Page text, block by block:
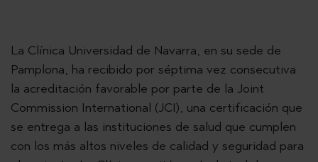
La Clínica Universidad de Navarra, en su sede de
Pamplona, ha recibido por séptima vez consecutiva
la acreditación favorable por parte de la Joint
Commission International (JCI), una certificación que
se entrega a las instituciones de salud que cumplen
con los más altos niveles de calidad y seguridad para